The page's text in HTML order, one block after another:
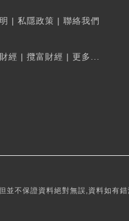
| 私隱政策 | 聯絡我們
經 | 攬富財經 | 更多...
不保證資料絕對無誤,資料如有